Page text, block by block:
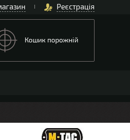
Реєстрація
Кошик порожній